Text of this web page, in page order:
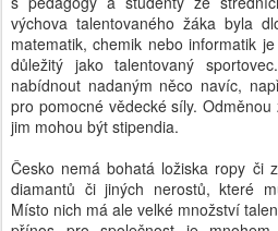
výchova talentovaného žáka byla
matematik, chemik nebo informatik
důležitý jako talentovaný
nabídnout nadaným něco navíc,
pro pomocné vědecké síly.
jim mohou být stipendia.
Česko nemá bohatá ložiska ropy či
diamantů či jiných nerostů, které
Místo nich má ale velké množství